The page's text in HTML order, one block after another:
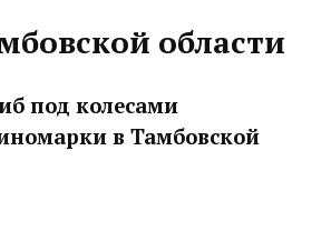
области
под колесами
в Тамбовской